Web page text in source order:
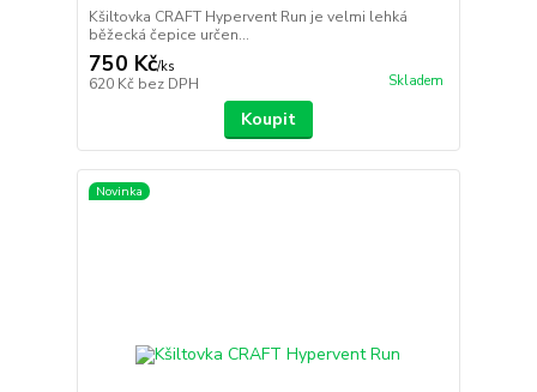
Kšiltovka CRAFT Hypervent Run je velmi lehká
běžecká čepice určen...
750 Kč/ks
620 Kč bez DPH Skladem
Koupit
Novinka